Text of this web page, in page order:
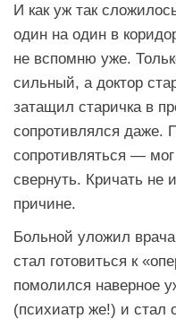
И как уж так
один на один в
не вспомню уже.
сильный, а доктор
затащил старичка в
сопротивлялся даже.
сопротивляться —
свернуть. Кричать не
причине.
Больной уложил
стал готовиться к
помолился наверное
(психиатр же!) и стал